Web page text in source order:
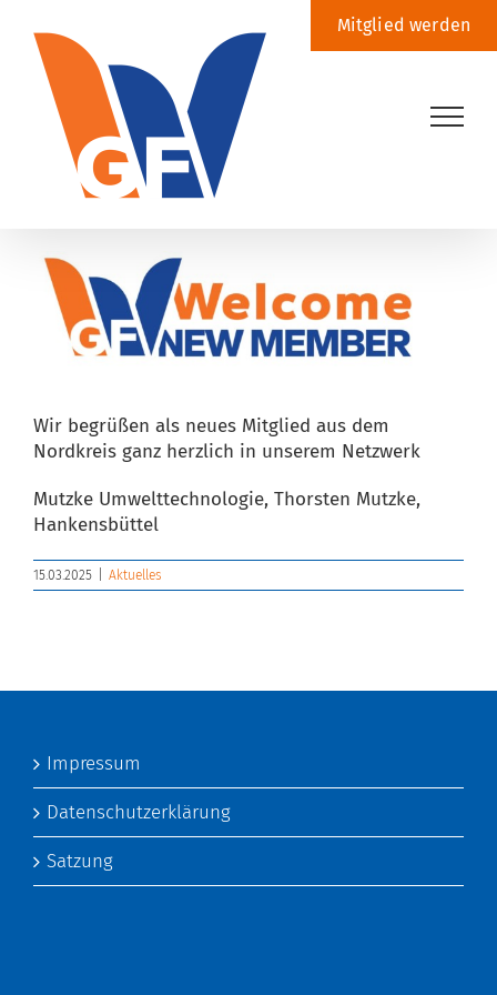
Inhalt
springen
Mitglied werden
Zeige
grösseres
Bild
Wir begrüßen als neues Mitglied aus dem
Nordkreis ganz herzlich in unserem Netzwerk
Mutzke Umwelttechnologie, Thorsten Mutzke,
Hankensbüttel
15.03.2025 Aktuelles
Impressum
Datenschutzerklärung
Satzung